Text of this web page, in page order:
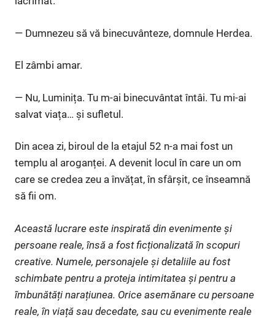
— Dumnezeu să vă binecuvânteze, domnule Herdea.
El zâmbi amar.
— Nu, Luminița. Tu m-ai binecuvântat întâi. Tu mi-ai
salvat viața… și sufletul.
Din acea zi, biroul de la etajul 52 n-a mai fost un
templu al aroganței. A devenit locul în care un om
care se credea zeu a învățat, în sfârșit, ce înseamnă
să fii om.
Această lucrare este inspirată din evenimente și
persoane reale, însă a fost ficționalizată în scopuri
creative. Numele, personajele și detaliile au fost
schimbate pentru a proteja intimitatea și pentru a
îmbunătăți narațiunea. Orice asemănare cu persoane
reale, în viață sau decedate, sau cu evenimente reale